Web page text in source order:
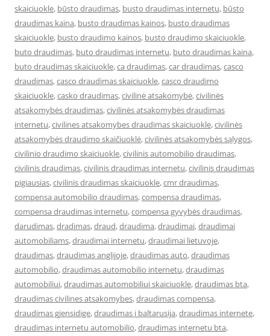
skaiciuokle, būsto draudimas, busto draudimas internetu, būsto
draudimas kaina, busto draudimas kainos, busto draudimas
skaiciuokle, busto draudimo kainos, busto draudimo skaiciuokle,
buto draudimas, buto draudimas internetu, buto draudimas kaina,
buto draudimas skaiciuokle,ca draudimas,car draudimas,casco
draudimas,casco draudimas skaiciuokle,casco draudimo
skaiciuokle,casko draudimas,civilinė atsakomybė,civilinės
atsakomybės draudimas,civilinės atsakomybės draudimas
internetu,civilines atsakomybes draudimas skaiciuokle,civilinės
atsakomybės draudimo skaičiuoklė,civilinės atsakomybės sąlygos,
civilinio draudimo skaiciuokle,civilinis automobilio draudimas,
civilinis draudimas,civilinis draudimas internetu,civilinis draudimas
pigiausias,civilinis draudimas skaiciuokle,cmr draudimas,
compensa automobilio draudimas,compensa draudimas,
compensa draudimas internetu,compensa gyvybės draudimas,
darudimas,dradimas,draud,draudima,draudimai,draudimai
automobiliams,draudimai internetu,draudimai lietuvoje,
draudimas,draudimas anglijoje,draudimas auto,draudimas
automobilio,draudimas automobilio internetu,draudimas
automobiliui,draudimas automobiliui skaiciuokle,draudimas bta,
draudimas civilines atsakomybes,draudimas compensa,
draudimas gjensidige,draudimas i baltarusija,draudimas internete,
draudimas internetu automobilio,draudimas internetu bta,